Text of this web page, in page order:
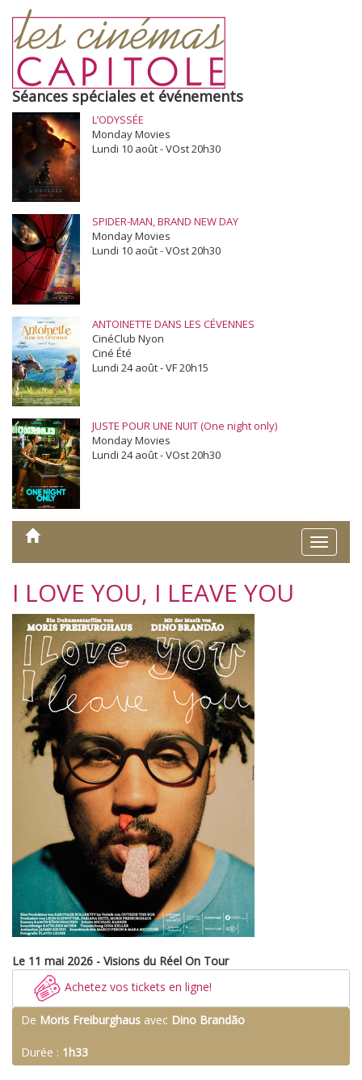
Séances spéciales et événements
L’ODYSSÉE
Monday Movies
Lundi 10 août - VOst 20h30
SPIDER-MAN, BRAND NEW DAY
Monday Movies
Lundi 10 août - VOst 20h30
ANTOINETTE DANS LES CÉVENNES
CinéClub Nyon
Ciné Été
Lundi 24 août - VF 20h15
JUSTE POUR UNE NUIT (One night only)
Monday Movies
Lundi 24 août - VOst 20h30
Toggle
I LOVE YOU, I LEAVE YOU
Le 11 mai 2026 - Visions du Réel On Tour
Achetez vos tickets en ligne!
De Moris Freiburghaus avec Dino Brandão
Durée : 1h33